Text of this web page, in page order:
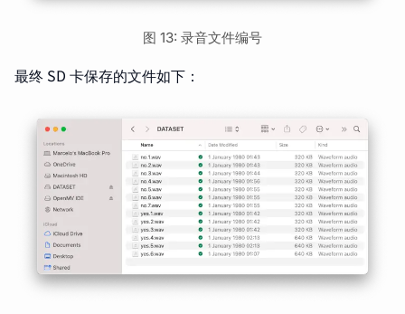
图 13: 录音文件编号
最终 SD 卡保存的文件如下：